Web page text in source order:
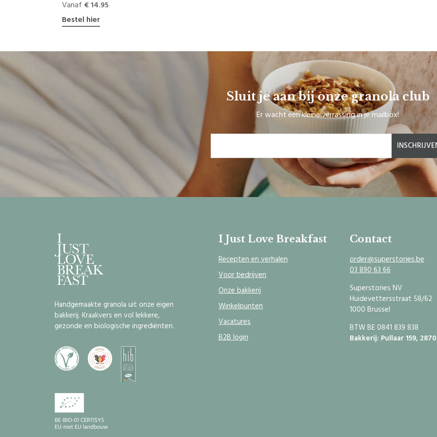
Vanaf € 14.95
Bestel hier
Sluit je aan bij onze granola club
Er wacht een kleine verrassing in je mailbox!
Handgemaakte granola uit onze eigen
bakkerij. Kraakvers en vol lekkere,
gezonde en biologische ingrediënten.
I Just Love Breakfast
Recepten en verhalen
Voor bedrijven
Onze bakkerij
Winkelpunten
Vacatures
B2B login
Contact
order@superstories.be
03 890 63 66
Superstories NV
Huidevettersstraat 58/62
1000 Brussel
BTW BE 0841 839 838
Bakkerij: Pullaar 159,